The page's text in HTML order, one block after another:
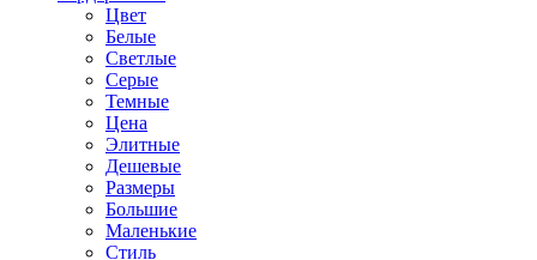
Цвет
Белые
Светлые
Серые
Темные
Цена
Элитные
Дешевые
Размеры
Большие
Маленькие
Стиль